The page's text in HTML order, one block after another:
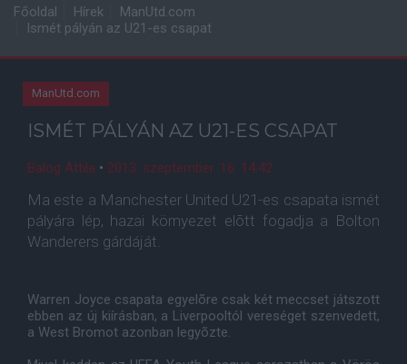
Főoldal Hírek
ManUtd.com
Ismét pályán az U21-es csapat
ManUtd.com
ISMÉT PÁLYÁN AZ U21-ES CSAPAT
Balog Attila • 2013. szeptember. 16. 14:42
Ma este a Manchester United U21-es csapata ismét
pályára lép, hazai környezet elõtt fogadja a Bolton
Wanderers gárdáját.
Warren Joyce csapata egyelõre csak két meccset játszott
ebben az új kiírásban, a Liverpooltól vereséget szenvedett,
a West Bromot azonban legyõzte.